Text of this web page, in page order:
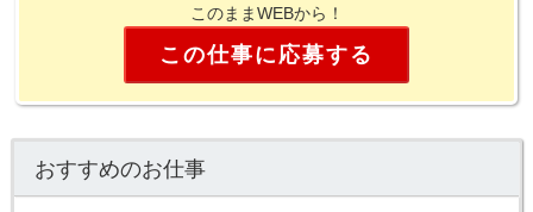
このままWEBから！
この仕事に応募する
おすすめのお仕事